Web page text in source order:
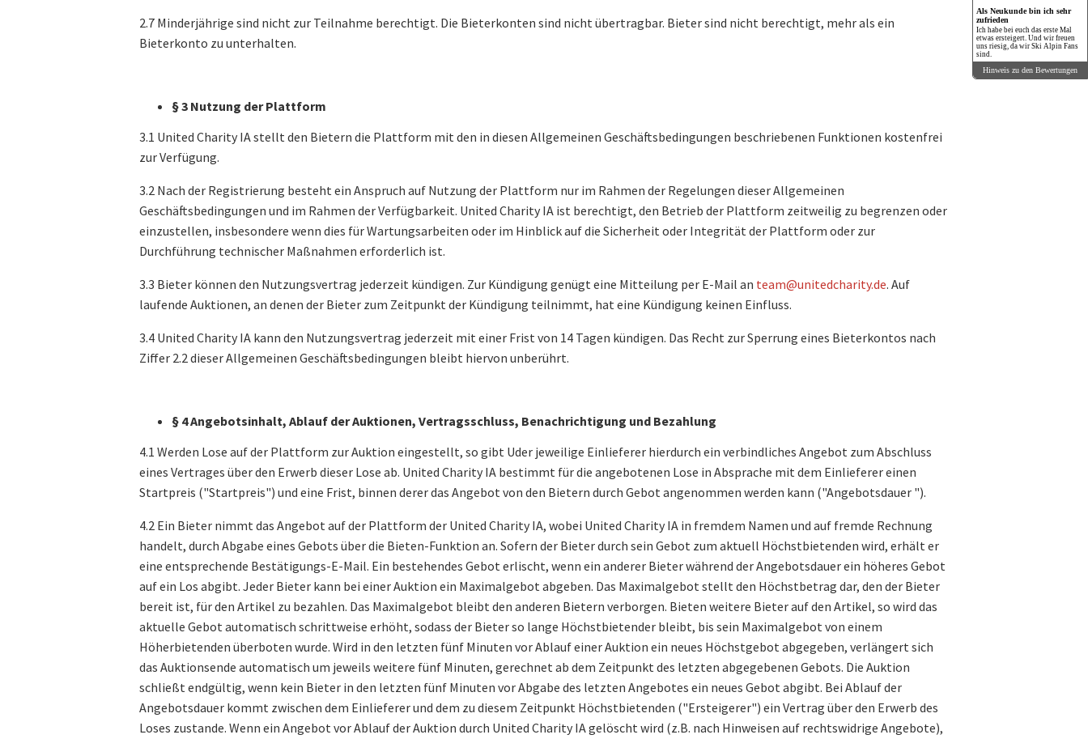
2.7 Minderjährige sind nicht zur Teilnahme berechtigt. Die Bieterkonten sind nicht übertragbar. Bieter sind nicht berechtigt, mehr als ein
Bieterkonto zu unterhalten.
§ 3 Nutzung der Plattform
3.1 United Charity IA stellt den Bietern die Plattform mit den in diesen Allgemeinen Geschäftsbedingungen beschriebenen Funktionen kostenfrei
zur Verfügung.
3.2 Nach der Registrierung besteht ein Anspruch auf Nutzung der Plattform nur im Rahmen der Regelungen dieser Allgemeinen
Geschäftsbedingungen und im Rahmen der Verfügbarkeit. United Charity IA ist berechtigt, den Betrieb der Plattform zeitweilig zu begrenzen oder
einzustellen, insbesondere wenn dies für Wartungsarbeiten oder im Hinblick auf die Sicherheit oder Integrität der Plattform oder zur
Durchführung technischer Maßnahmen erforderlich ist.
3.3 Bieter können den Nutzungsvertrag jederzeit kündigen. Zur Kündigung genügt eine Mitteilung per E-Mail an team@unitedcharity.de. Auf
laufende Auktionen, an denen der Bieter zum Zeitpunkt der Kündigung teilnimmt, hat eine Kündigung keinen Einfluss.
3.4 United Charity IA kann den Nutzungsvertrag jederzeit mit einer Frist von 14 Tagen kündigen. Das Recht zur Sperrung eines Bieterkontos nach
Ziffer ‎2.2 dieser Allgemeinen Geschäftsbedingungen bleibt hiervon unberührt.
§ 4 Angebotsinhalt, Ablauf der Auktionen, Vertragsschluss, Benachrichtigung und Bezahlung
4.1 Werden Lose auf der Plattform zur Auktion eingestellt, so gibt Uder jeweilige Einlieferer hierdurch ein verbindliches Angebot zum Abschluss
eines Vertrages über den Erwerb dieser Lose ab. United Charity IA bestimmt für die angebotenen Lose in Absprache mit dem Einlieferer einen
Startpreis ("Startpreis") und eine Frist, binnen derer das Angebot von den Bietern durch Gebot angenommen werden kann ("Angebotsdauer ").
4.2 Ein Bieter nimmt das Angebot auf der Plattform der United Charity IA, wobei United Charity IA in fremdem Namen und auf fremde Rechnung
handelt, durch Abgabe eines Gebots über die Bieten-Funktion an. Sofern der Bieter durch sein Gebot zum aktuell Höchstbietenden wird, erhält er
eine entsprechende Bestätigungs-E-Mail. Ein bestehendes Gebot erlischt, wenn ein anderer Bieter während der Angebotsdauer ein höheres Gebot
auf ein Los abgibt. Jeder Bieter kann bei einer Auktion ein Maximalgebot abgeben. Das Maximalgebot stellt den Höchstbetrag dar, den der Bieter
bereit ist, für den Artikel zu bezahlen. Das Maximalgebot bleibt den anderen Bietern verborgen. Bieten weitere Bieter auf den Artikel, so wird das
aktuelle Gebot automatisch schrittweise erhöht, sodass der Bieter so lange Höchstbietender bleibt, bis sein Maximalgebot von einem
Höherbietenden überboten wurde. Wird in den letzten fünf Minuten vor Ablauf einer Auktion ein neues Höchstgebot abgegeben, verlängert sich
das Auktionsende automatisch um jeweils weitere fünf Minuten, gerechnet ab dem Zeitpunkt des letzten abgegebenen Gebots. Die Auktion
schließt endgültig, wenn kein Bieter in den letzten fünf Minuten vor Abgabe des letzten Angebotes ein neues Gebot abgibt. Bei Ablauf der
Angebotsdauer kommt zwischen dem Einlieferer und dem zu diesem Zeitpunkt Höchstbietenden ("Ersteigerer") ein Vertrag über den Erwerb des
Loses zustande. Wenn ein Angebot vor Ablauf der Auktion durch United Charity IA gelöscht wird (z.B. nach Hinweisen auf rechtswidrige Angebote),
Als Neukunde bin ich sehr
zufrieden
Ich habe bei euch das erste Mal
etwas ersteigert. Und wir freuen
uns riesig, da wir Ski Alpin Fans
sind.
Hinweis zu den Bewertungen